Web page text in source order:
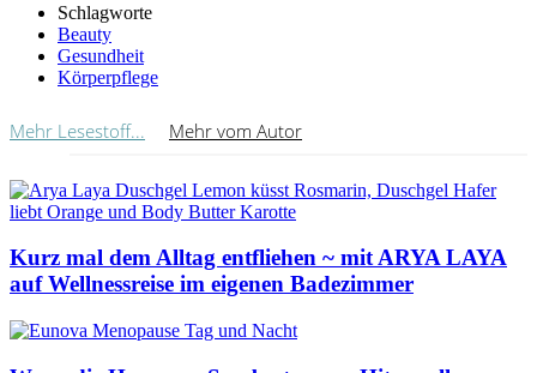
Schlagworte
Beauty
Gesundheit
Körperpflege
Mehr Lesestoff... Mehr vom Autor
Kurz mal dem Alltag entfliehen ~ mit ARYA LAYA
auf Wellnessreise im eigenen Badezimmer